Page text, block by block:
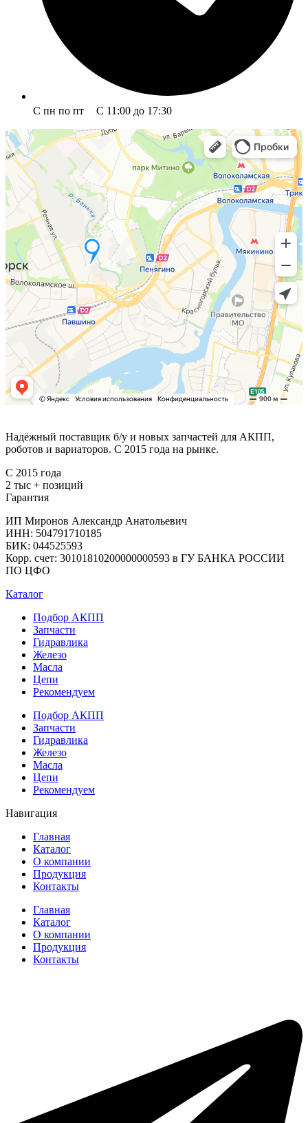
С пн по пт С 11:00 до 17:30
Надёжный поставщик б/у и новых запчастей для АКПП,
роботов и вариаторов. С 2015 года на рынке.
С 2015 года
2 тыс + позиций
Гарантия
ИП Миронов Александр Анатольевич
ИНН: 504791710185
БИК: 044525593
Корр. счет: 30101810200000000593 в ГУ БАНКА РОССИИ
ПО ЦФО
Каталог
Подбор АКПП
Запчасти
Гидравлика
Железо
Масла
Цепи
Рекомендуем
Подбор АКПП
Запчасти
Гидравлика
Железо
Масла
Цепи
Рекомендуем
Навигация
Главная
Каталог
О компании
Продукция
Контакты
Главная
Каталог
О компании
Продукция
Контакты